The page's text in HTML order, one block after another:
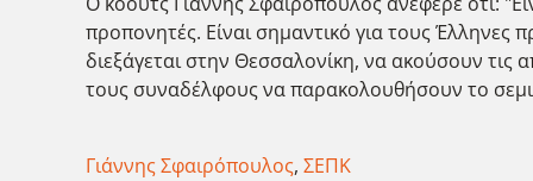
προπονητές. Είναι σημαντικό για τους Έλληνες
διεξάγεται στην Θεσσαλονίκη, να ακούσουν
τους συναδέλφους να παρακολουθήσουν το
Γιάννης Σφαιρόπουλος, ΣΕΠΚ